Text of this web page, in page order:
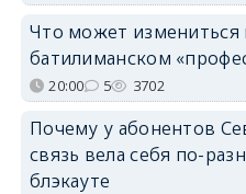
Что может измениться
батилиманском
20:00 5 3702
Почему у абонентов
связь вела себя по-
блэкауте